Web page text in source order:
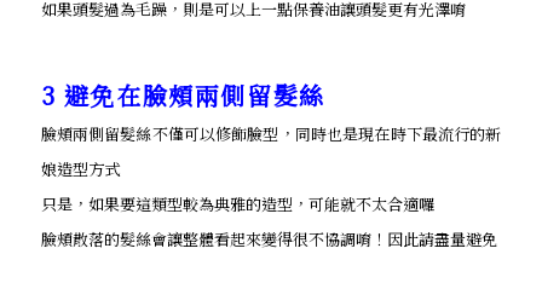
如果頭髮過為毛躁，則是可以上一點保養油讓頭髮更有光澤唷
3 避免在臉頰兩側留髮絲
臉頰兩側留髮絲不僅可以修飾臉型，同時也是現在時下最流行的新
娘造型方式
只是，如果要這類型較為典雅的造型，可能就不太合適囉
臉頰散落的髮絲會讓整體看起來變得很不協調唷！因此請盡量避免